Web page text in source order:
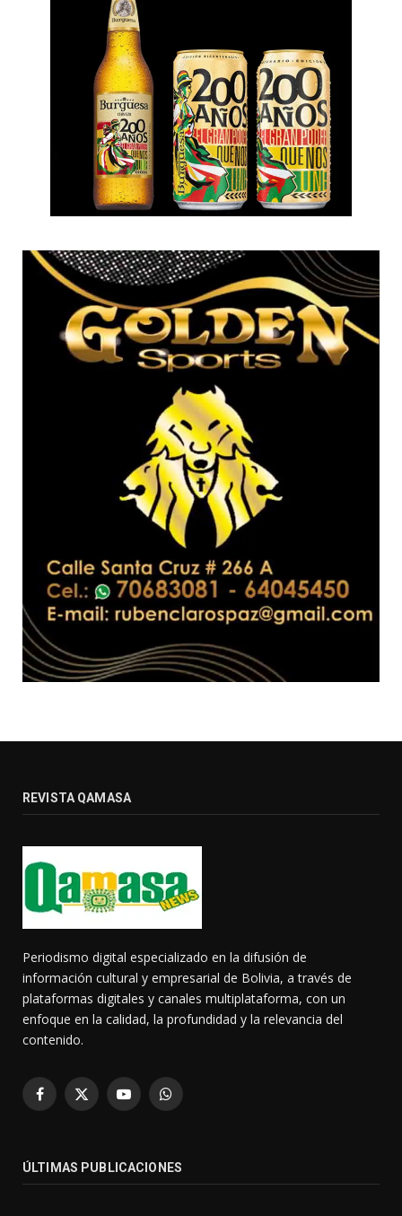
REVISTA QAMASA
Periodismo digital especializado en la difusión de
información cultural y empresarial de Bolivia, a través de
plataformas digitales y canales multiplataforma, con un
enfoque en la calidad, la profundidad y la relevancia del
contenido.
Facebook
X
YouTubeWhatsApp
ÚLTIMAS PUBLICACIONES